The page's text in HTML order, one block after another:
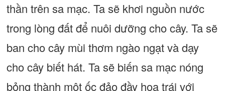
thần trên sa mạc. Ta sẽ khơi nguồn nước
trong lòng đất để nuôi dưỡng cho cây. Ta sẽ
ban cho cây mùi thơm ngào ngạt và dạy
cho cây biết hát. Ta sẽ biến sa mạc nóng
bỏng thành một ốc đảo đầy hoa trái với